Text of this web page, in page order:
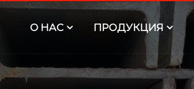
O НАС ПРОДУКЦИЯ